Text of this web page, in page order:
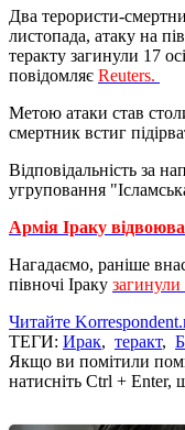
Два терористи-
листопада, атаку на
теракту загинули 17
повідомляє Reuters.
Метою атаки став
смертник встиг
Відповідальність за
угруповання
Армія Іраку
Нагадаємо, раніше
півночі Іраку
Читайте
ТЕГИ: Ирак, теракт,
Якщо ви помітили
натисніть Ctrl + Enter,